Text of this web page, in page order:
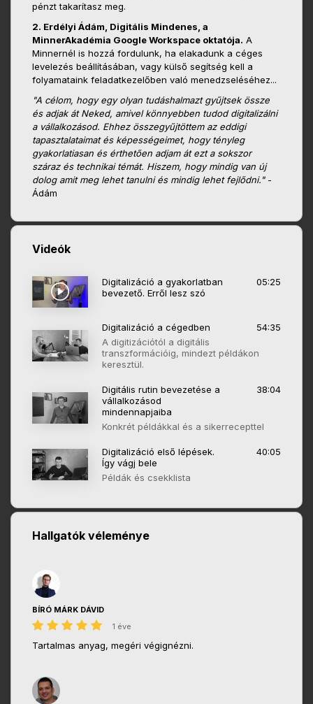
pénzt takarítasz meg.
2. Erdélyi Ádám, Digitális Mindenes, a
MinnerAkadémia Google Workspace oktatója. A
Minnernél is hozzá fordulunk, ha elakadunk a céges
levelezés beállításában, vagy külső segítség kell a
folyamataink feladatkezelőben való menedzseléséhez...
"A célom, hogy egy olyan tudáshalmazt gyűjtsek össze
és adjak át Neked, amivel könnyebben tudod digitalizálni
a vállalkozásod. Ehhez összegyűjtöttem az eddigi
tapasztalataimat és képességeimet, hogy tényleg
gyakorlatiasan és érthetően adjam át ezt a sokszor
száraz és technikai témát. Hiszem, hogy mindig van új
dolog amit meg lehet tanulni és mindig lehet fejlődni." -
Ádám
Videók
Digitalizáció a gyakorlatban
bevezető. Erről lesz szó
05:25
Digitalizáció a cégedben
54:35
A digitizációtól a digitális
transzformációig, mindezt példákon
keresztül.
Digitális rutin bevezetése a
vállalkozásod
mindennapjaiba
38:04
Konkrét példákkal és a sikerrecepttel
Digitalizáció első lépések.
Így vágj bele
40:05
Példák és csekklista
Hallgatók véleménye
BÍRÓ MÁRK DÁVID
1 éve
Tartalmas anyag, megéri végignézni.